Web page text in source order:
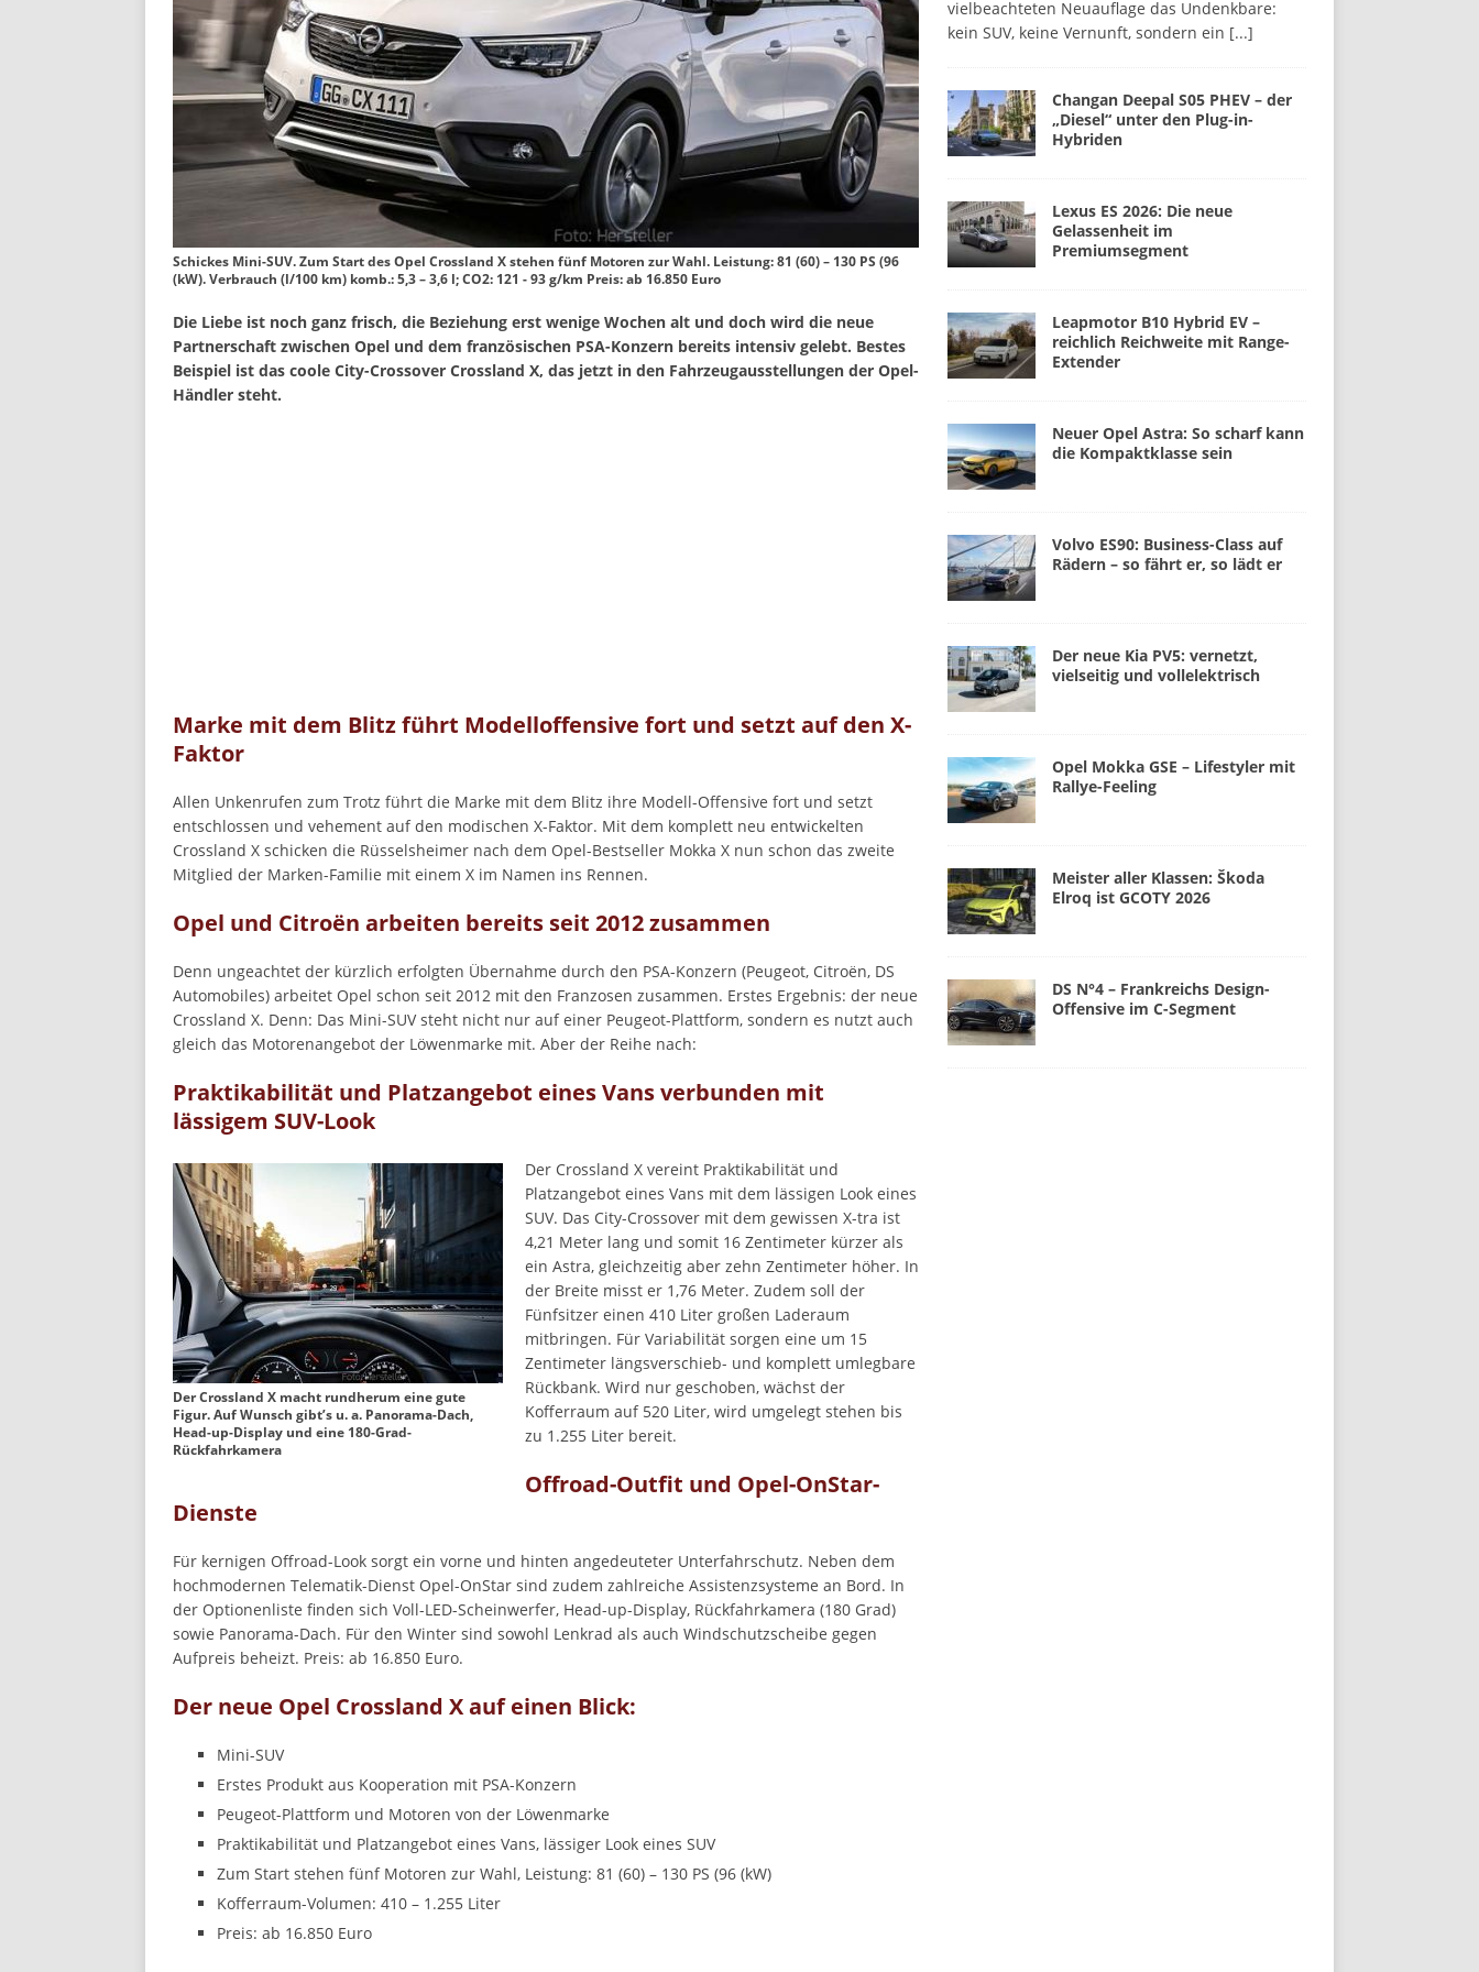
Schickes Mini-SUV. Zum Start des Opel Crossland X stehen fünf Motoren zur Wahl. Leistung: 81 (60) – 130 PS (96
(kW). Verbrauch (l/100 km) komb.: 5,3 – 3,6 l; CO2: 121 - 93 g/km Preis: ab 16.850 Euro
Die Liebe ist noch ganz frisch, die Beziehung erst wenige Wochen alt und doch wird die neue
Partnerschaft zwischen Opel und dem französischen PSA-Konzern bereits intensiv gelebt. Bestes
Beispiel ist das coole City-Crossover Crossland X, das jetzt in den Fahrzeugausstellungen der Opel-
Händler steht.
Marke mit dem Blitz führt Modelloffensive fort und setzt auf den X-
Faktor
Allen Unkenrufen zum Trotz führt die Marke mit dem Blitz ihre Modell-Offensive fort und setzt
entschlossen und vehement auf den modischen X-Faktor. Mit dem komplett neu entwickelten
Crossland X schicken die Rüsselsheimer nach dem Opel-Bestseller Mokka X nun schon das zweite
Mitglied der Marken-Familie mit einem X im Namen ins Rennen.
Opel und Citroën arbeiten bereits seit 2012 zusammen
Denn ungeachtet der kürzlich erfolgten Übernahme durch den PSA-Konzern (Peugeot, Citroën, DS
Automobiles) arbeitet Opel schon seit 2012 mit den Franzosen zusammen. Erstes Ergebnis: der neue
Crossland X. Denn: Das Mini-SUV steht nicht nur auf einer Peugeot-Plattform, sondern es nutzt auch
gleich das Motorenangebot der Löwenmarke mit. Aber der Reihe nach:
Praktikabilität und Platzangebot eines Vans verbunden mit
lässigem SUV-Look
Der Crossland X macht rundherum eine gute
Figur. Auf Wunsch gibt’s u. a. Panorama-Dach,
Head-up-Display und eine 180-Grad-
Rückfahrkamera
Der Crossland X vereint Praktikabilität und
Platzangebot eines Vans mit dem lässigen Look eines
SUV. Das City-Crossover mit dem gewissen X-tra ist
4,21 Meter lang und somit 16 Zentimeter kürzer als
ein Astra, gleichzeitig aber zehn Zentimeter höher. In
der Breite misst er 1,76 Meter. Zudem soll der
Fünfsitzer einen 410 Liter großen Laderaum
mitbringen. Für Variabilität sorgen eine um 15
Zentimeter längsverschieb- und komplett umlegbare
Rückbank. Wird nur geschoben, wächst der
Kofferraum auf 520 Liter, wird umgelegt stehen bis
zu 1.255 Liter bereit.
Offroad-Outfit und Opel-OnStar-
Dienste
Für kernigen Offroad-Look sorgt ein vorne und hinten angedeuteter Unterfahrschutz. Neben dem
hochmodernen Telematik-Dienst Opel-OnStar sind zudem zahlreiche Assistenzsysteme an Bord. In
der Optionenliste finden sich Voll-LED-Scheinwerfer, Head-up-Display, Rückfahrkamera (180 Grad)
sowie Panorama-Dach. Für den Winter sind sowohl Lenkrad als auch Windschutzscheibe gegen
Aufpreis beheizt. Preis: ab 16.850 Euro.
Der neue Opel Crossland X auf einen Blick:
Mini-SUV
Erstes Produkt aus Kooperation mit PSA-Konzern
Peugeot-Plattform und Motoren von der Löwenmarke
Praktikabilität und Platzangebot eines Vans, lässiger Look eines SUV
Zum Start stehen fünf Motoren zur Wahl, Leistung: 81 (60) – 130 PS (96 (kW)
Kofferraum-Volumen: 410 – 1.255 Liter
Preis: ab 16.850 Euro
vielbeachteten Neuauflage das Undenkbare:
kein SUV, keine Vernunft, sondern ein [...]
Changan Deepal S05 PHEV – der
„Diesel“ unter den Plug-in-
Hybriden
Lexus ES 2026: Die neue
Gelassenheit im
Premiumsegment
Leapmotor B10 Hybrid EV –
reichlich Reichweite mit Range-
Extender
Neuer Opel Astra: So scharf kann
die Kompaktklasse sein
Volvo ES90: Business-Class auf
Rädern – so fährt er, so lädt er
Der neue Kia PV5: vernetzt,
vielseitig und vollelektrisch
Opel Mokka GSE – Lifestyler mit
Rallye-Feeling
Meister aller Klassen: Škoda
Elroq ist GCOTY 2026
DS N°4 – Frankreichs Design-
Offensive im C-Segment